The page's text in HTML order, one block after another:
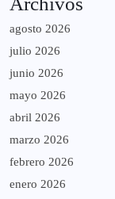
agosto 2026
julio 2026
junio 2026
mayo 2026
abril 2026
marzo 2026
febrero 2026
enero 2026